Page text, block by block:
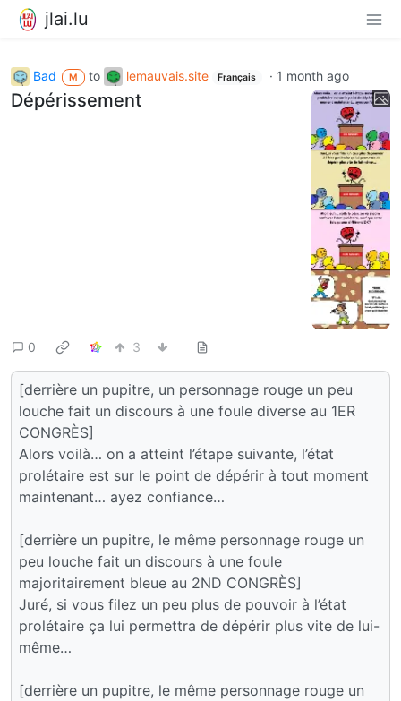
jlai.lu
Bad M to lemauvais.site Français · 1 month ago
Dépérissement
0 3
[derrière un pupitre, un personnage rouge un peu
louche fait un discours à une foule diverse au 1ER
CONGRÈS]
Alors voilà… on a atteint l’étape suivante, l’état
prolétaire est sur le point de dépérir à tout moment
maintenant… ayez confiance…
[derrière un pupitre, le même personnage rouge un
peu louche fait un discours à une foule
majoritairement bleue au 2ND CONGRÈS]
Juré, si vous filez un peu plus de pouvoir à l’état
prolétaire ça lui permettra de dépérir plus vite de lui-
même…
[derrière un pupitre, le même personnage rouge un